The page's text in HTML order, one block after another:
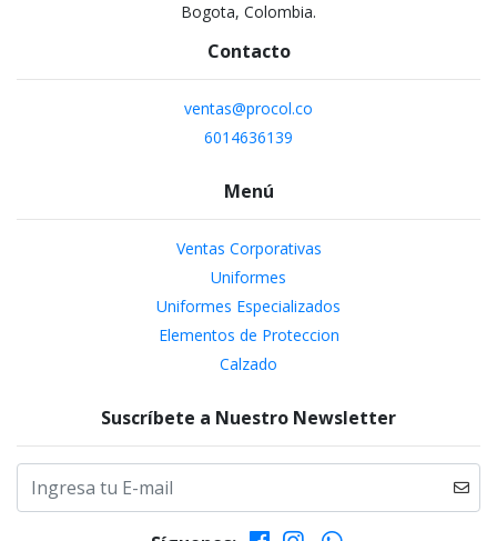
Bogota, Colombia.
Contacto
ventas@procol.co
6014636139
Menú
Ventas Corporativas
Uniformes
Uniformes Especializados
Elementos de Proteccion
Calzado
Suscríbete a Nuestro Newsletter